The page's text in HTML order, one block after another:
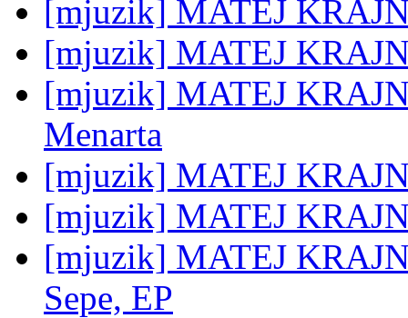
[mjuzik] MATEJ
[mjuzik] MATEJ
[mjuzik] MATEJ
Menarta
[mjuzik] MATEJ
[mjuzik] MATEJ
[mjuzik] MATEJ
Sepe, EP